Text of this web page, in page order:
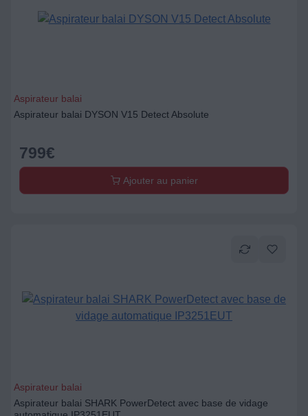
Aspirateur balai
Aspirateur balai DYSON V15 Detect Absolute
799€
Ajouter au panier
Aspirateur balai
Aspirateur balai SHARK PowerDetect avec base de vidage